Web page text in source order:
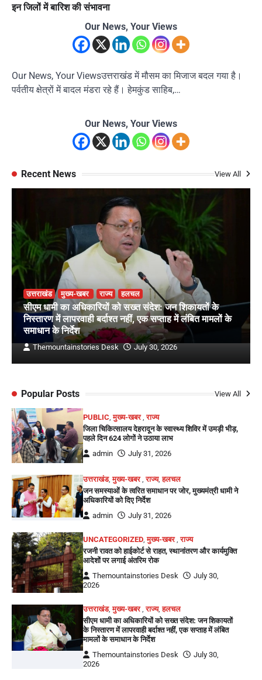
इन जिलों में बारिश की संभावना
Our News, Your Views
Our News, Your Viewsउत्तराखंड में मौसम का मिजाज बदल गया है।
पर्वतीय क्षेत्रों में बादल मंडरा रहे हैं। हेमकुंड साहिब,…
Our News, Your Views
Recent News View All
उत्तराखंड मुख्य-खबर राज्य हलचल
सीएम धामी का अधिकारियों को सख्त संदेश: जन शिकायतों के
निस्तारण में लापरवाही बर्दाश्त नहीं, एक सप्ताह में लंबित मामलों के
समाधान के निर्देश
Themountainstories Desk July 30, 2026
Popular Posts View All
PUBLIC,मुख्य-खबर,राज्य
जिला चिकित्सालय देहरादून के स्वास्थ्य शिविर में उमड़ी भीड़,
पहले दिन 624 लोगों ने उठाया लाभ
admin
July 31, 2026
उत्तराखंड,मुख्य-खबर,राज्य,हलचल
जन समस्याओं के त्वरित समाधान पर जोर, मुख्यमंत्री धामी ने
अधिकारियों को दिए निर्देश
admin
July 31, 2026
UNCATEGORIZED,मुख्य-खबर,राज्य
रजनी रावत को हाईकोर्ट से राहत, स्थानांतरण और कार्यमुक्ति
आदेशों पर लगाई अंतरिम रोक
Themountainstories Desk
July 30,
2026
उत्तराखंड,मुख्य-खबर ,राज्य,हलचल
सीएम धामी का अधिकारियों को सख्त संदेश: जन शिकायतों
के निस्तारण में लापरवाही बर्दाश्त नहीं, एक सप्ताह में लंबित
मामलों के समाधान के निर्देश
Themountainstories Desk
July 30,
2026